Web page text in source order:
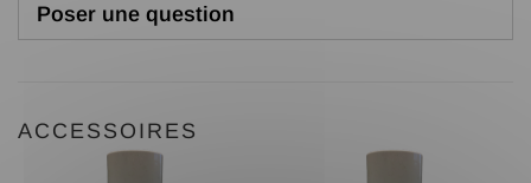
Poser une question
ACCESSOIRES